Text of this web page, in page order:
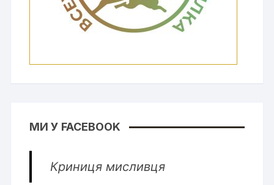
МИ У FACEBOOK
Криниця мисливця